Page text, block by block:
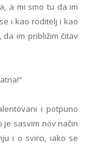
a mi smo tu da im
i kao roditelj i kao
im približim čitav
i potpuno
je sasvim nov način
i o svirci, iako se